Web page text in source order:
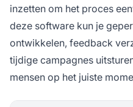
inzetten om het proces
deze software kun je
ontwikkelen, feedback
tijdige campagnes
mensen op het juiste